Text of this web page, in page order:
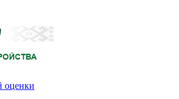
оценки